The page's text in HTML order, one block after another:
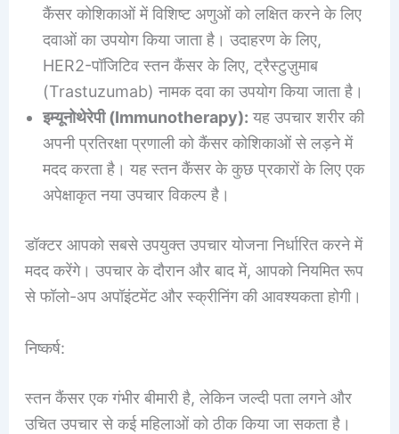
कैंसर कोशिकाओं में विशिष्ट अणुओं को लक्षित करने के लिए
दवाओं का उपयोग किया जाता है। उदाहरण के लिए,
HER2-पॉजिटिव स्तन कैंसर के लिए, ट्रैस्टुज़ुमाब
(Trastuzumab) नामक दवा का उपयोग किया जाता है।
इम्यूनोथेरेपी (Immunotherapy): यह उपचार शरीर की
अपनी प्रतिरक्षा प्रणाली को कैंसर कोशिकाओं से लड़ने में
मदद करता है। यह स्तन कैंसर के कुछ प्रकारों के लिए एक
अपेक्षाकृत नया उपचार विकल्प है।
डॉक्टर आपको सबसे उपयुक्त उपचार योजना निर्धारित करने में
मदद करेंगे। उपचार के दौरान और बाद में, आपको नियमित रूप
से फॉलो-अप अपॉइंटमेंट और स्क्रीनिंग की आवश्यकता होगी।
निष्कर्ष:
स्तन कैंसर एक गंभीर बीमारी है, लेकिन जल्दी पता लगने और
उचित उपचार से कई महिलाओं को ठीक किया जा सकता है।